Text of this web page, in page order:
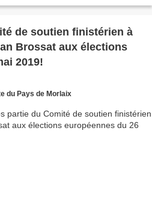
de soutien finistérien à
Brossat aux élections
2019!
du Pays de Morlaix